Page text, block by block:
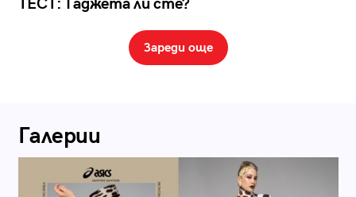
ТЕСТ: Гаджета ли сте?
Зареди още
Галерии